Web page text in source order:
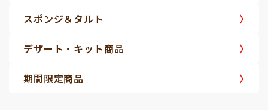
スポンジ＆タルト
デザート・キット商品
期間限定商品